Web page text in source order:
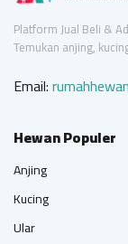
Platform Jual Beli &
Temukan anjing,
Email:
Hewan Populer
Anjing
Kucing
Ular